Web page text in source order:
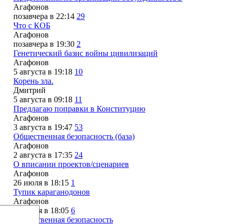
Агафонов
позавчера в 22:14 29
Что с КОБ
Агафонов
позавчера в 19:30 2
Генетический базис войны цивилизаций
Агафонов
5 августа в 19:18 10
Корень зла.
Дмитрий
5 августа в 09:18 11
Предлагаю поправки в Конституцию
Агафонов
3 августа в 19:47 53
Общественная безопасность (база)
Агафонов
2 августа в 17:35 24
О вписании проектов/сценариев
Агафонов
26 июля в 18:15 1
Тупик караганодонов
Агафонов
26 июля в 18:05 6
Общественная безопасность